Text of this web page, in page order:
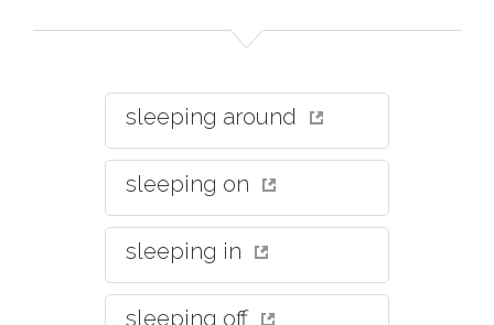
sleeping around
sleeping on
sleeping in
sleeping off